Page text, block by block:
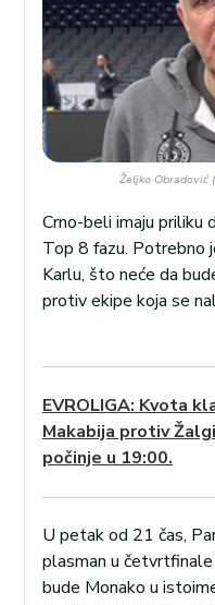
Željko Obradović
Crno-beli imaju priliku
Top 8 fazu. Potrebno
Karlu, što neće da
protiv ekipe koja se
EVROLIGA: Kvota
Makabija protiv
počinje u 19:00.
U petak od 21 čas,
plasman u
bude Monako u